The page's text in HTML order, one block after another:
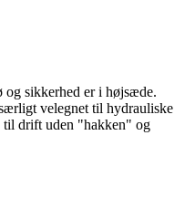
sikkerhed er i højsæde.
velegnet til hydrauliske
til drift uden "hakken" og